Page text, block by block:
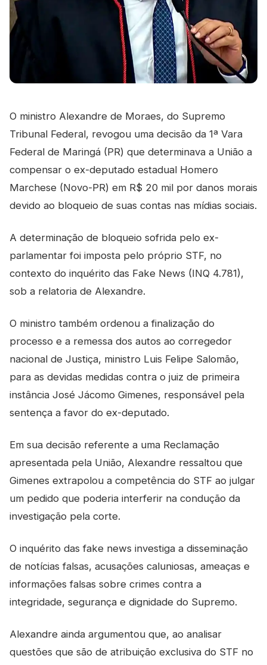
O ministro Alexandre de Moraes, do Supremo
Tribunal Federal, revogou uma decisão da 1ª Vara
Federal de Maringá (PR) que determinava a União a
compensar o ex-deputado estadual Homero
Marchese (Novo-PR) em R$ 20 mil por danos morais
devido ao bloqueio de suas contas nas mídias sociais.
A determinação de bloqueio sofrida pelo ex-
parlamentar foi imposta pelo próprio STF, no
contexto do inquérito das Fake News (INQ 4.781),
sob a relatoria de Alexandre.
O ministro também ordenou a finalização do
processo e a remessa dos autos ao corregedor
nacional de Justiça, ministro Luis Felipe Salomão,
para as devidas medidas contra o juiz de primeira
instância José Jácomo Gimenes, responsável pela
sentença a favor do ex-deputado.
Em sua decisão referente a uma Reclamação
apresentada pela União, Alexandre ressaltou que
Gimenes extrapolou a competência do STF ao julgar
um pedido que poderia interferir na condução da
investigação pela corte.
O inquérito das fake news investiga a disseminação
de notícias falsas, acusações caluniosas, ameaças e
informações falsas sobre crimes contra a
integridade, segurança e dignidade do Supremo.
Alexandre ainda argumentou que, ao analisar
questões que são de atribuição exclusiva do STF no